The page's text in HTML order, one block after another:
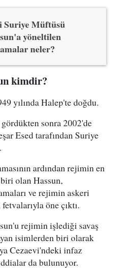
Suriye Müftüsü
yöneltilen
neler?
kimdir?
yılında Halep'te doğdu.
sonra 2002'de
Esed tarafından Suriye
ardından rejimin en
olan Hassun,
ve rejimin askeri
öne çıktı.
rejimin işlediği savaş
isimlerden biri olarak
Cezaevi'ndeki infaz
da bulunuyor.